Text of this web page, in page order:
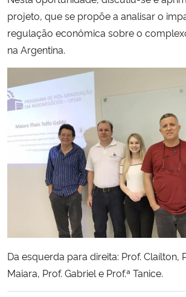
Advocacia-Geral da União
Banco Central do Brasil
projeto, que se propõe a analisar o
regulação econômica sobre o
na Argentina.
Da esquerda para direita: Prof. Claílton,
Maiara, Prof. Gabriel e Prof.ª Tanice.